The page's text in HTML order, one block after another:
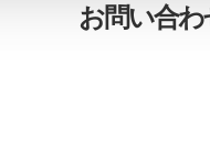
択お問い合